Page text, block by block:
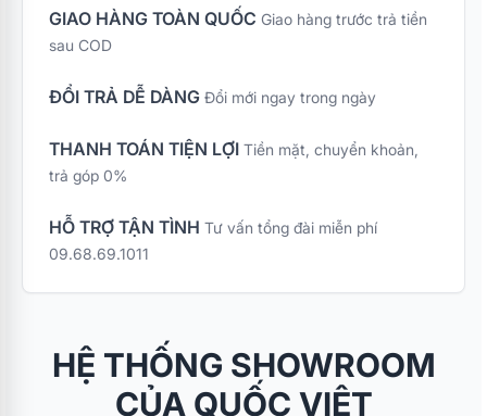
GIAO HÀNG TOÀN QUỐC Giao hàng trước trả tiền
sau COD
ĐỔI TRẢ DỄ DÀNG Đổi mới ngay trong ngày
THANH TOÁN TIỆN LỢI Tiền mặt, chuyển khoản,
trả góp 0%
HỖ TRỢ TẬN TÌNH Tư vấn tổng đài miễn phí
09.68.69.1011
HỆ THỐNG SHOWROOM
CỦA QUỐC VIỆT